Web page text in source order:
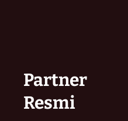
Partner
Resmi